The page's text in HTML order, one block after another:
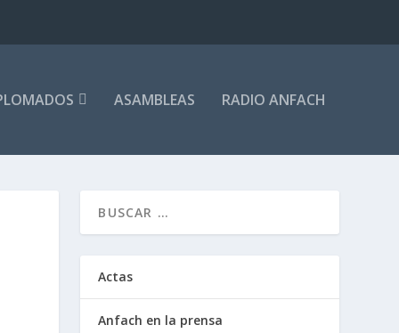
ASAMBLEAS RADIO ANFACH
Actas
Anfach en la prensa